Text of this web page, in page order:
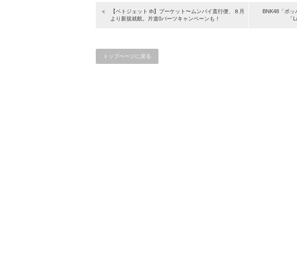
【ベトジェット th】プーケット〜ムンバイ直行便、８月
より新規就航。片道0バーツキャンペーンも！
BNK48「ポッ
「
トップページに戻る